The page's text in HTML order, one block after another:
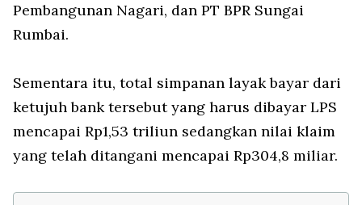
Pembangunan Nagari, dan PT BPR Sungai
Rumbai.
Sementara itu, total simpanan layak bayar dari
ketujuh bank tersebut yang harus dibayar LPS
mencapai Rp1,53 triliun sedangkan nilai klaim
yang telah ditangani mencapai Rp304,8 miliar.